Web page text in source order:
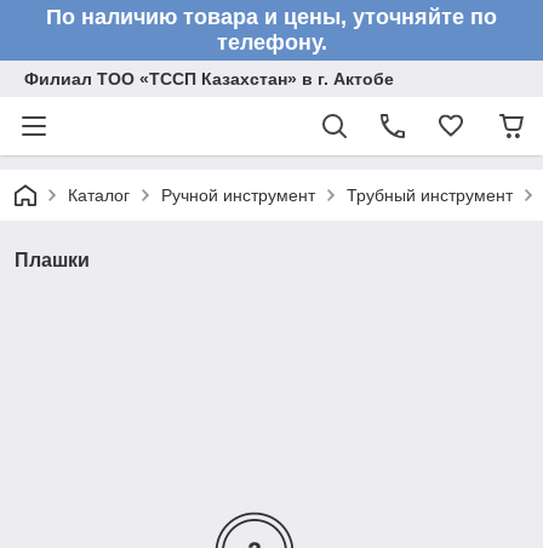
По наличию товара и цены, уточняйте по
телефону.
Филиал ТОО «ТССП Казахстан» в г. Актобе
Каталог Ручной инструмент Трубный инструмент
Плашки